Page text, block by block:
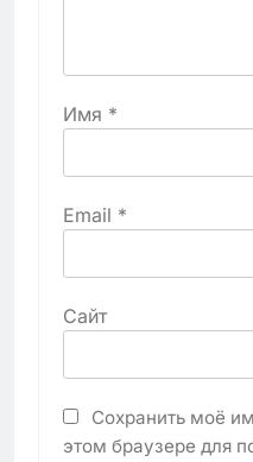
Имя *
Email *
Сайт
Сохранить моё
этом браузере для